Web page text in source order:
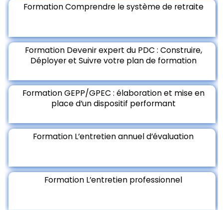
Formation Comprendre le système de retraite
Formation Devenir expert du PDC : Construire,
Déployer et Suivre votre plan de formation
Formation GEPP/GPEC : élaboration et mise en
place d’un dispositif performant
Formation L’entretien annuel d’évaluation
Formation L’entretien professionnel